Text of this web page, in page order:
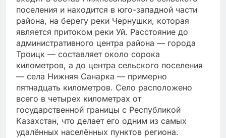
поселения и находится в юго-западной части
района, на берегу реки Чернушки, которая
является притоком реки Уй. Расстояние до
административного центра района — города
Троицк — составляет около сорока
километров, а до центра сельского поселения
— села Нижняя Санарка — примерно
пятнадцать километров. Село расположено
всего в четырех километрах от
государственной границы с Республикой
Казахстан, что делает его одним из самых
удалённых населённых пунктов региона.